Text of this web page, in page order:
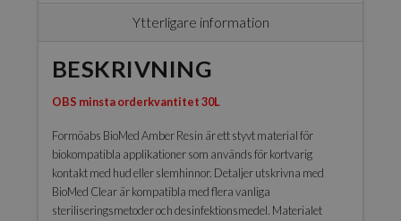
Ytterligare information
BESKRIVNING
OBS minsta orderkvantitet 30L
Formöabs BioMed Amber Resin är ett styvt material för
biokompatibla applikationer som används för kortvarig
kontakt med hud eller slemhinnor. Detaljer utskrivna med
BioMed Clear är kompatibla med flera vanliga
steriliseringsmetoder och desinfektionsmedel. Materialet